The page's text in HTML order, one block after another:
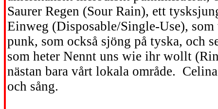
Saurer Regen (Sour Rain), ett
Einweg (Disposable/Single-Use),
punk, som också sjöng på tyska, och
som heter Nennt uns wie ihr wollt
nästan bara vårt lokala område.
och sång.